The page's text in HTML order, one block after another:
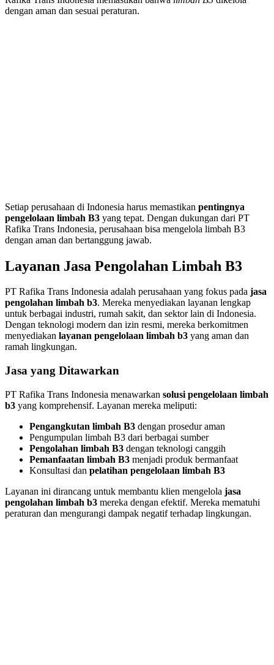
dengan aman dan sesuai peraturan.
Setiap perusahaan di Indonesia harus memastikan pentingnya
pengelolaan limbah B3 yang tepat. Dengan dukungan dari PT
Rafika Trans Indonesia, perusahaan bisa mengelola limbah B3
dengan aman dan bertanggung jawab.
Layanan Jasa Pengolahan Limbah B3
PT Rafika Trans Indonesia adalah perusahaan yang fokus pada jasa
pengolahan limbah b3. Mereka menyediakan layanan lengkap
untuk berbagai industri, rumah sakit, dan sektor lain di Indonesia.
Dengan teknologi modern dan izin resmi, mereka berkomitmen
menyediakan layanan pengelolaan limbah b3 yang aman dan
ramah lingkungan.
Jasa yang Ditawarkan
PT Rafika Trans Indonesia menawarkan solusi pengelolaan limbah
b3 yang komprehensif. Layanan mereka meliputi:
Pengangkutan limbah B3 dengan prosedur aman
Pengumpulan limbah B3 dari berbagai sumber
Pengolahan limbah B3 dengan teknologi canggih
Pemanfaatan limbah B3 menjadi produk bermanfaat
Konsultasi dan pelatihan pengelolaan limbah B3
Layanan ini dirancang untuk membantu klien mengelola jasa
pengolahan limbah b3 mereka dengan efektif. Mereka mematuhi
peraturan dan mengurangi dampak negatif terhadap lingkungan.